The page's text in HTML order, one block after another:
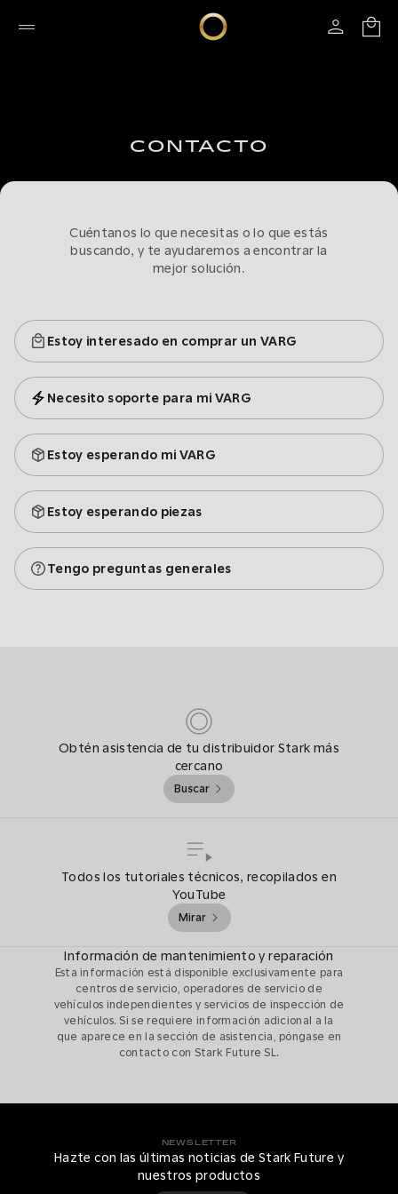
CONTACTO
Cuéntanos lo que necesitas o lo que estás
buscando, y te ayudaremos a encontrar la
mejor solución.
Estoy interesado en comprar un VARG
Necesito soporte para mi VARG
Estoy esperando mi VARG
Estoy esperando piezas
Tengo preguntas generales
Obtén asistencia de tu distribuidor Stark más
cercano
Buscar
Todos los tutoriales técnicos, recopilados en
YouTube
Mirar
Información de mantenimiento y reparación
Esta información está disponible exclusivamente para
centros de servicio, operadores de servicio de
vehículos independientes y servicios de inspección de
vehículos. Si se requiere información adicional a la
que aparece en la sección de asistencia, póngase en
contacto con Stark Future SL.
NEWSLETTER
Hazte con las últimas noticias de Stark Future y
nuestros productos